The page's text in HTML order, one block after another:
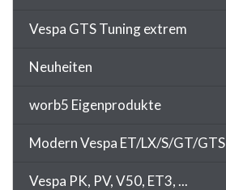
Vespa GTS Tuning extrem
Neuheiten
worb5 Eigenprodukte
Modern Vespa ET/LX/S/GT/GTS
Vespa PK, PV, V50, ET3, ...